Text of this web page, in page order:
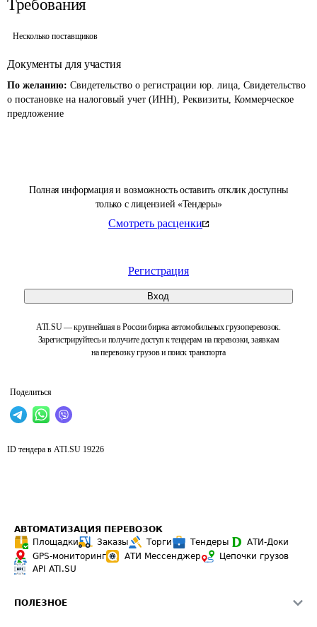
Полная информация и возможность оставить отклик доступны
только с лицензией «Тендеры»
Смотреть расценки
Регистрация
Вход
ATI.SU — крупнейшая в России биржа автомобильных грузоперевозок.
Зарегистрируйтесь и получите доступ к тендерам на перевозки, заявкам
на перевозку грузов и поиск транспорта
Поделиться
Требования
Несколько поставщиков
Документы для участия
По желанию: Свидетельство о регистрации юр. лица, Свидетельство
о постановке на налоговый учет (ИНН), Реквизиты, Коммерческое
предложение
ID тендера в ATI.SU 19226
АВТОМАТИЗАЦИЯ ПЕРЕВОЗОК
Площадки
Заказы Торги Тендеры
АТИ-Доки
GPS-мониторинг
АТИ Мессенджер
Цепочки грузов
API ATI.SU
ПОЛЕЗНОЕ